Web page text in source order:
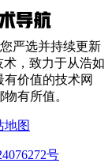
严选并持续更新
，致力于从浩如
价值的技术网
有所值。
地图
号